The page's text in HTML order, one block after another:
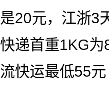
是20元，江浙3
快递首重1KG
流快运最低55